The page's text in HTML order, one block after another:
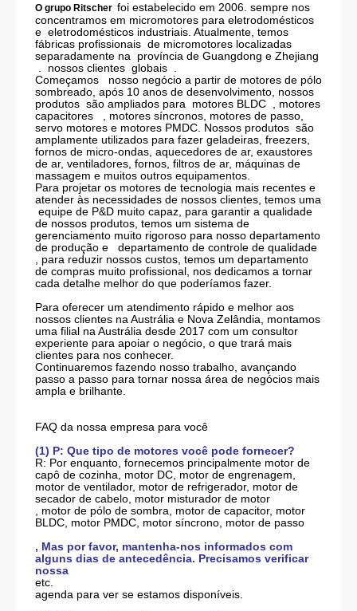
O grupo Ritscher foi estabelecido em 2006. sempre nos
concentramos em micromotores para eletrodomésticos
e eletrodomésticos industriais. Atualmente, temos
fábricas profissionais de micromotores localizadas
separadamente na província de Guangdong e Zhejiang
. nossos clientes globais .
Começamos nosso negócio a partir de motores de pólo
sombreado, após 10 anos de desenvolvimento, nossos
produtos são ampliados para motores BLDC , motores
capacitores
, motores síncronos, motores de passo,
servo motores e motores PMDC. Nossos produtos são
amplamente utilizados para fazer geladeiras, freezers,
fornos de micro-ondas, aquecedores de ar, exaustores
de ar, ventiladores, fornos, filtros de ar, máquinas de
massagem e muitos outros equipamentos.
Para projetar os motores de tecnologia mais recentes e
atender às necessidades de nossos clientes, temos uma
equipe de P&D muito capaz, para garantir a qualidade
de nossos produtos, temos um sistema de
gerenciamento muito rigoroso para nosso departamento
de produção e
departamento de controle de qualidade
, para reduzir nossos custos, temos um departamento
de compras muito profissional, nos dedicamos a tornar
cada detalhe melhor do que poderíamos fazer.
Para oferecer um atendimento rápido e melhor aos
nossos clientes na Austrália e Nova Zelândia, montamos
uma filial na Austrália desde 2017 com um consultor
experiente para apoiar o negócio, o que trará mais
clientes para nos conhecer.
Continuaremos fazendo nosso trabalho, avançando
passo a passo para tornar nossa área de negócios mais
ampla e brilhante.
FAQ da nossa empresa para você
(1) P: Que tipo de motores você pode fornecer?
R: Por enquanto, fornecemos principalmente motor de
capô de cozinha, motor DC, motor de engrenagem,
motor de ventilador, motor de refrigerador, motor de
secador de cabelo, motor misturador de motor
, motor de pólo de sombra, motor de capacitor, motor
BLDC, motor PMDC, motor síncrono, motor de passo
, Mas por favor, mantenha-nos informados com
alguns dias de antecedência. Precisamos verificar
nossa
etc.
agenda para ver se estamos disponíveis.